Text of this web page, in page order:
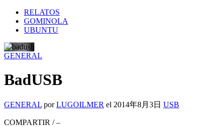
RELATOS
GOMINOLA
UBUNTU
GENERAL
BadUSB
GENERAL por LUGOILMER el 2014年8月3日 USB
COMPARTIR / –